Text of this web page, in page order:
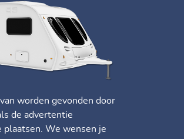
worden gevonden door
de advertentie
plaatsen. We wensen je